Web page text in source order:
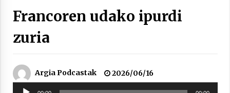
Francoren udako ipurdi
zuria
Argia Podcastak
2026/06/16
Soinu